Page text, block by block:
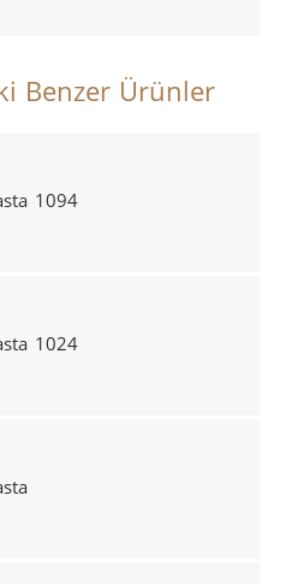
Benzer Ürünler
1094
1024